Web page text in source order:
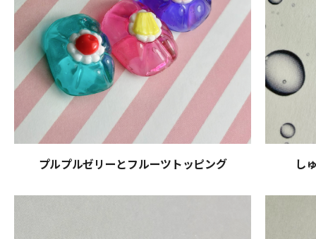
プルプルゼリーとフルーツトッピング し